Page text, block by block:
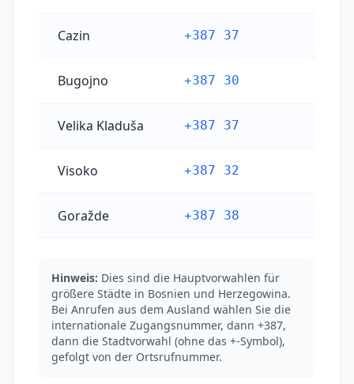
Cazin +387 37
Bugojno +387 30
Velika Kladuša +387 37
Visoko +387 32
Goražde +387 38
Hinweis: Dies sind die Hauptvorwahlen für
größere Städte in Bosnien und Herzegowina.
Bei Anrufen aus dem Ausland wählen Sie die
internationale Zugangsnummer, dann +387,
dann die Stadtvorwahl (ohne das +-Symbol),
gefolgt von der Ortsrufnummer.